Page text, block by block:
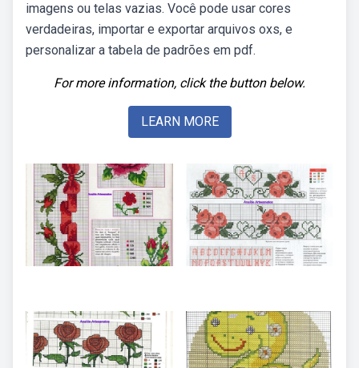
imagens ou telas vazias. Você pode usar cores
verdadeiras, importar e exportar arquivos oxs, e
personalizar a tabela de padrões em pdf.
For more information, click the button below.
LEARN MORE